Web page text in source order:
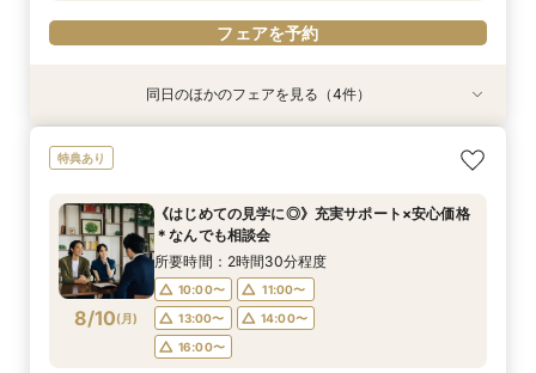
フェアを予約
特典あり 動画あり
8/9( 日)
【おもてなし◎】シェフ特選＊牛フィレ含む6品
9:00〜
10:00〜
14:00〜
15:00〜
17:00〜
フェアを予約
特典あり
8/9( 日)
《少人数婚向け》4名～貸切OK＊プライベート感
9:00〜
10:00〜
14:00〜
15:00〜
17:00〜
フェアを予約
特典あり
8/9( 日)
《独立型神殿あり》親も喜ぶ本格神前式×充実の
9:00〜
10:00〜
14:00〜
15:00〜
17:00〜
フェアを予約
8/9( 日)
《はじめての見学に◎》充実サポート×安心価格
9:00〜
10:00〜
14:00〜
15:00〜
17:00〜
フェアを予約
同日のほかのフェアを見る（4件）
特典あり
8/10(月)
《はじめての見学に◎》充実サポート×安心価格
＊なんでも相談会
所要時間：2時間30分程度
10:00〜
11:00〜
13:00〜
14:00〜
16:00〜